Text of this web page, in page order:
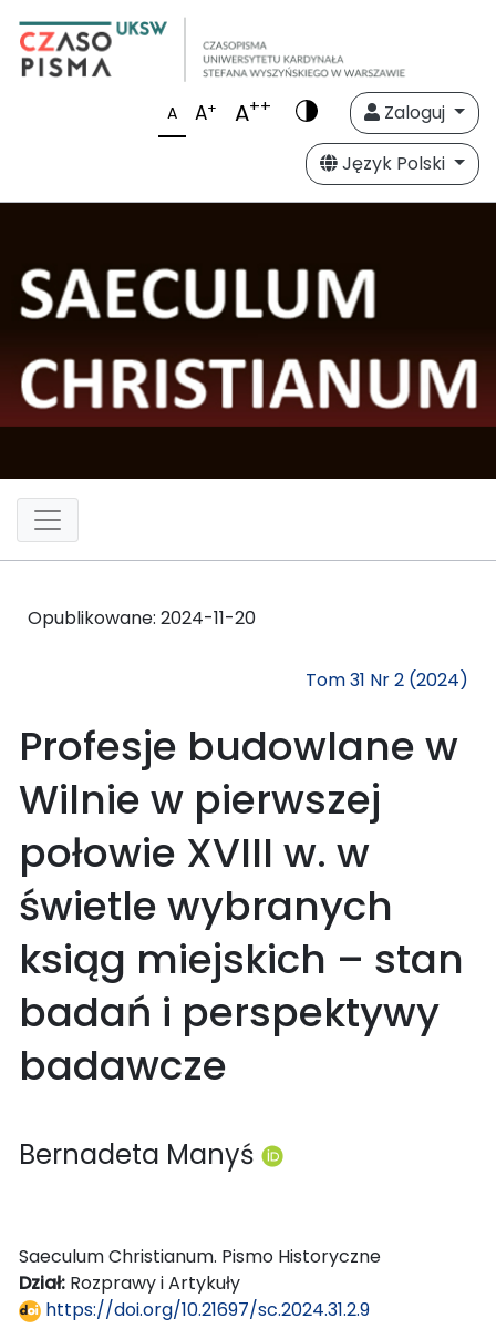
A A+ A++
Zaloguj
Język Polski
Opublikowane: 2024-11-20
Tom 31 Nr 2 (2024)
Profesje budowlane w
Wilnie w pierwszej
połowie XVIII w. w
świetle wybranych
ksiąg miejskich – stan
badań i perspektywy
badawcze
Bernadeta Manyś
Saeculum Christianum. Pismo Historyczne
Dział: Rozprawy i Artykuły
https://doi.org/10.21697/sc.2024.31.2.9